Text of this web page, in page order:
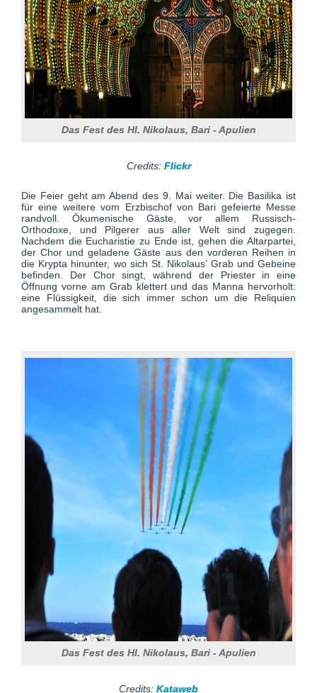
Das Fest des Hl. Nikolaus, Bari - Apulien
Credits: Flickr
Die Feier geht am Abend des 9. Mai weiter. Die Basilika ist
für eine weitere vom Erzbischof von Bari gefeierte Messe
randvoll. Ökumenische Gäste, vor allem Russisch-
Orthodoxe, und Pilgerer aus aller Welt sind zugegen.
Nachdem die Eucharistie zu Ende ist, gehen die Altarpartei,
der Chor und geladene Gäste aus den vorderen Reihen in
die Krypta hinunter, wo sich St. Nikolaus’ Grab und Gebeine
befinden. Der Chor singt, während der Priester in eine
Öffnung vorne am Grab klettert und das Manna hervorholt:
eine Flüssigkeit, die sich immer schon um die Reliquien
angesammelt hat.
Das Fest des Hl. Nikolaus, Bari - Apulien
Credits: Kataweb